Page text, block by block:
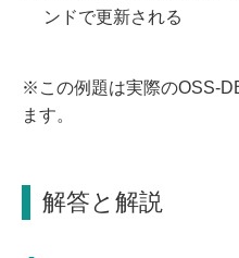
ンドで更新される
※この例題は実際のOSS-
ます。
解答と解説